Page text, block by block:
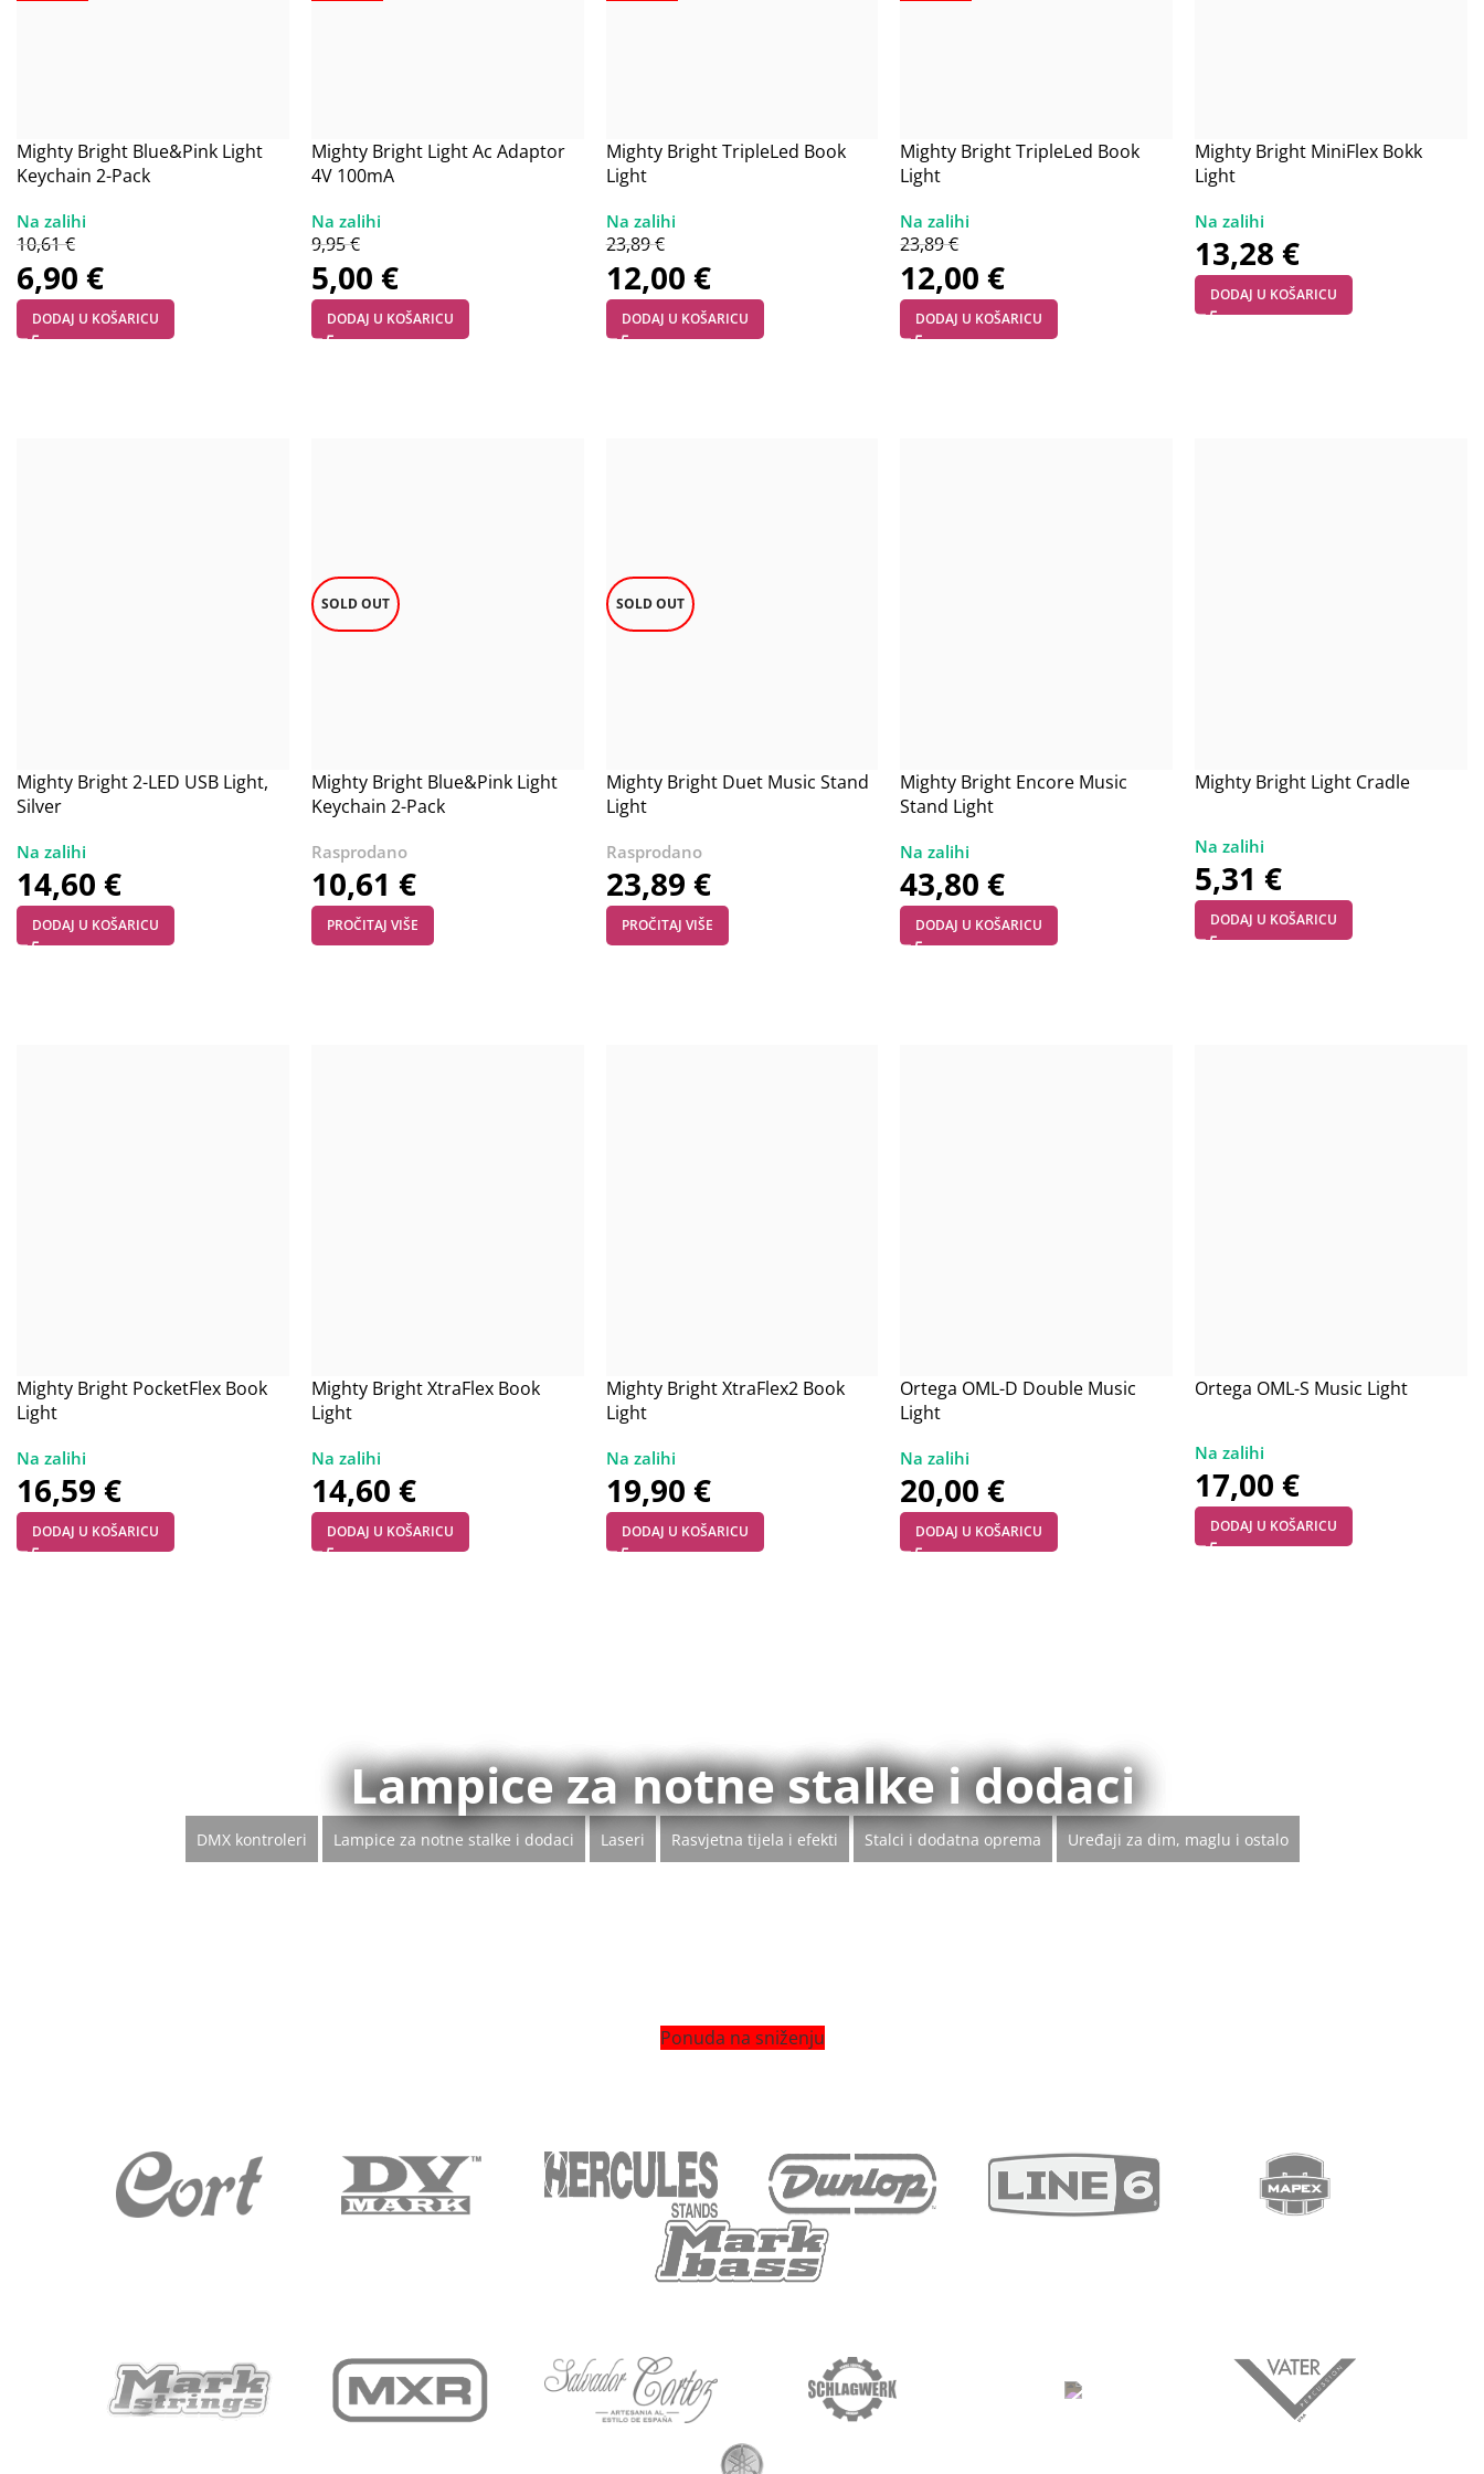
Mighty Bright Blue&Pink Light
Keychain 2-Pack
10,61€
6,90 €
DODAJ U KOŠARICU
Mighty Bright Light Ac Adaptor
4V 100mA
9,95€
5,00 €
DODAJ U KOŠARICU
Mighty Bright TripleLed Book
Light
23,89€
12,00 €
DODAJ U KOŠARICU
Mighty Bright TripleLed Book
Light
23,89€
12,00€
DODAJ U KOŠARICU
Mighty Bright MiniFlex Bokk
Light
13,28€
DODAJ U KOŠARICU
Mighty Bright 2-LED USB Light,
Silver
14,60 €
DODAJ U KOŠARICU
SOLD OUT
Mighty Bright Blue&Pink Light
Keychain 2-Pack
10,61 €
PROČITAJ VIŠE
SOLD OUT
Mighty Bright Duet Music Stand
Light
23,89 €
PROČITAJ VIŠE
Mighty Bright Encore Music
Stand Light
43,80€
DODAJ U KOŠARICU
Mighty Bright Light Cradle
5,31€
DODAJ U KOŠARICU
Mighty Bright PocketFlex Book
Light
16,59 €
DODAJ U KOŠARICU
Mighty Bright XtraFlex Book
Light
14,60 €
DODAJ U KOŠARICU
Mighty Bright XtraFlex2 Book
Light
19,90 €
DODAJ U KOŠARICU
Ortega OML-D Double Music
Light
20,00€
DODAJ U KOŠARICU
Ortega OML-S Music Light
17,00€
DODAJ U KOŠARICU
Lampice za notne stalke i dodaci
DMX kontroleri Lampice za notne stalke i dodaci Laseri Rasvjetna tijela i efekti Stalci i dodatna oprema Uređaji za dim, maglu i ostalo
Ponuda na sniženju